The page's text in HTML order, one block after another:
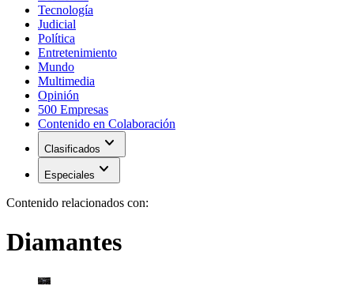
Tecnología
Judicial
Política
Entretenimiento
Mundo
Multimedia
Opinión
500 Empresas
Contenido en Colaboración
Clasificados expand_more
Especiales expand_more
Contenido relacionados con:
Diamantes